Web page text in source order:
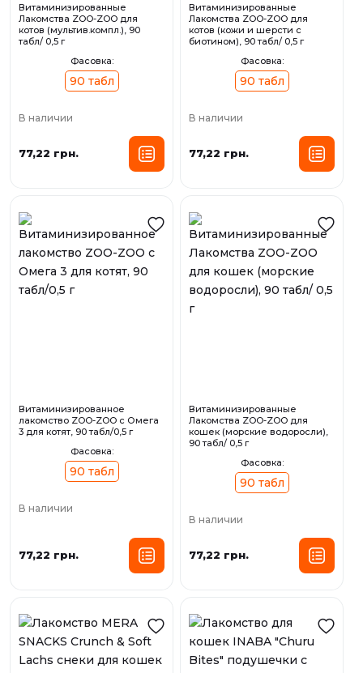
Витаминизированные
Лакомства ZOO-ZOO для
котов (мультив.компл.), 90
табл/ 0,5 г
Фасовка:
90 табл
В наличии
77,22 грн.
Витаминизированные
Лакомства ZOO-ZOO для
котов (кожи и шерсти с
биотином), 90 табл/ 0,5 г
Фасовка:
90 табл
В наличии
77,22 грн.
Витаминизированное
лакомство ZOO-ZOO c Омега
3 для котят, 90 табл/0,5 г
Фасовка:
90 табл
В наличии
77,22 грн.
Витаминизированные
Лакомства ZOO-ZOO для
кошек (морские водоросли),
90 табл/ 0,5 г
Фасовка:
90 табл
В наличии
77,22 грн.